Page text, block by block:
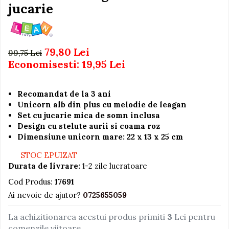
Jucarii de baie
Seturi de frumusete
Interactive, educative si
muzicale
Ateliere si unelte
Blocuri de constructie
Covorase de dans
De plus
Electrocasnice si bucatarii
Fotolii gonflabile
Jocuri de indemanare
Ingrijire cosmetica mamici
Perioada Alaptarii
Pompe de san
Sisteme De Purtare
jucarie
99,75 Lei 79,80 Lei
Economisesti: 19,95 Lei
Recomandat de la 3 ani
Unicorn alb din plus cu melodie de leagan
Set cu jucarie mica de somn inclusa
Design cu stelute aurii si coama roz
Dimensiune unicorn mare: 22 x 13 x 25 cm
STOC EPUIZAT
Durata de livrare: 1-2 zile lucratoare
Cod Produs: 17691
Ai nevoie de ajutor? 0725655059
La achizitionarea acestui produs primiti 3 Lei pentru